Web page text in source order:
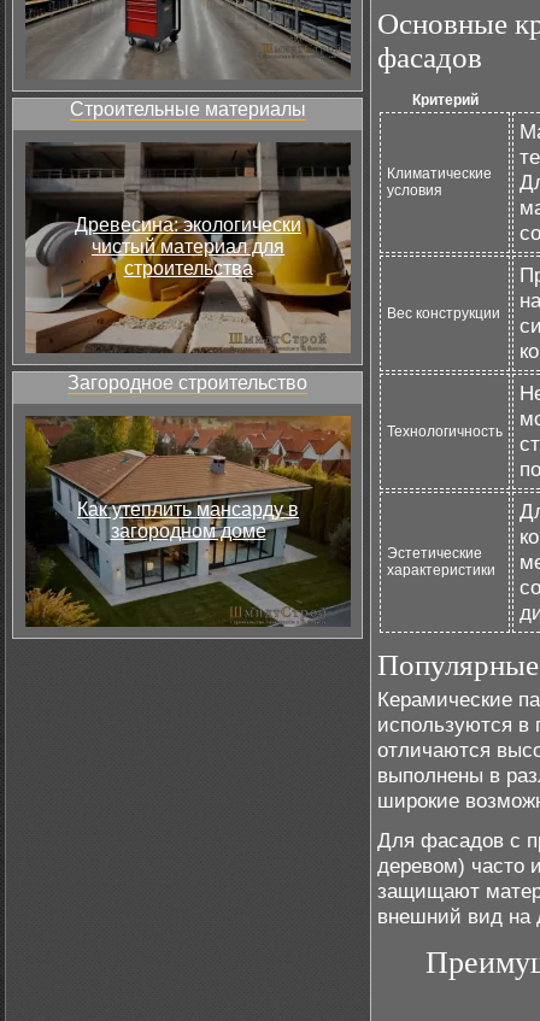
Строительные материалы
Древесина: экологически
чистый материал для
строительства
Загородное строительство
Как утеплить мансарду в
загородном доме
Основные
фасадов
Критерий
Климатические
условия
Вес конструкции
Технологичность
Эстетические
характеристики
Керамические
используются
отличаются
выполнены в
широкие
Для фасадов с
деревом) часто
защищают
внешний вид на